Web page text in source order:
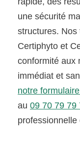
une sécurité
structures.
Certiphyto et
conformité aux
immédiat et
notre
au09 70 79 79
professionnelle